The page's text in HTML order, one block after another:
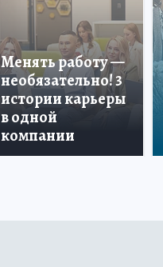
Менять работу —
необязательно! 3
истории карьеры
в одной
компании